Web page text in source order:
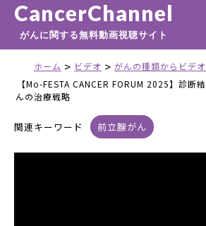
CancerChannel
がんに関する無料動画視聴サイト
ホーム > ビデオ > がんの種類からビデ
【Mo-FESTA CANCER FORUM 2025】診断
んの治療戦略
関連キーワード 前立腺がん